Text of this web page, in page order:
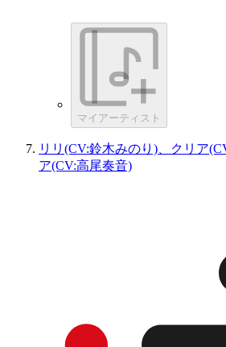
マイアーティスト
リリ(CV:鈴木みのり)、クリア
ア(CV:高尾奏音)